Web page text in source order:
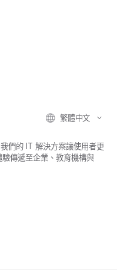
繁體​中文
們​的 IT解決​方案​讓​使用​者​更​
驗​傳遞​至​企業、​教育​機構​與​